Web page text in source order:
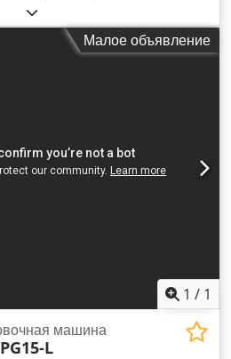
Малое объявление
1 / 1
машина
L